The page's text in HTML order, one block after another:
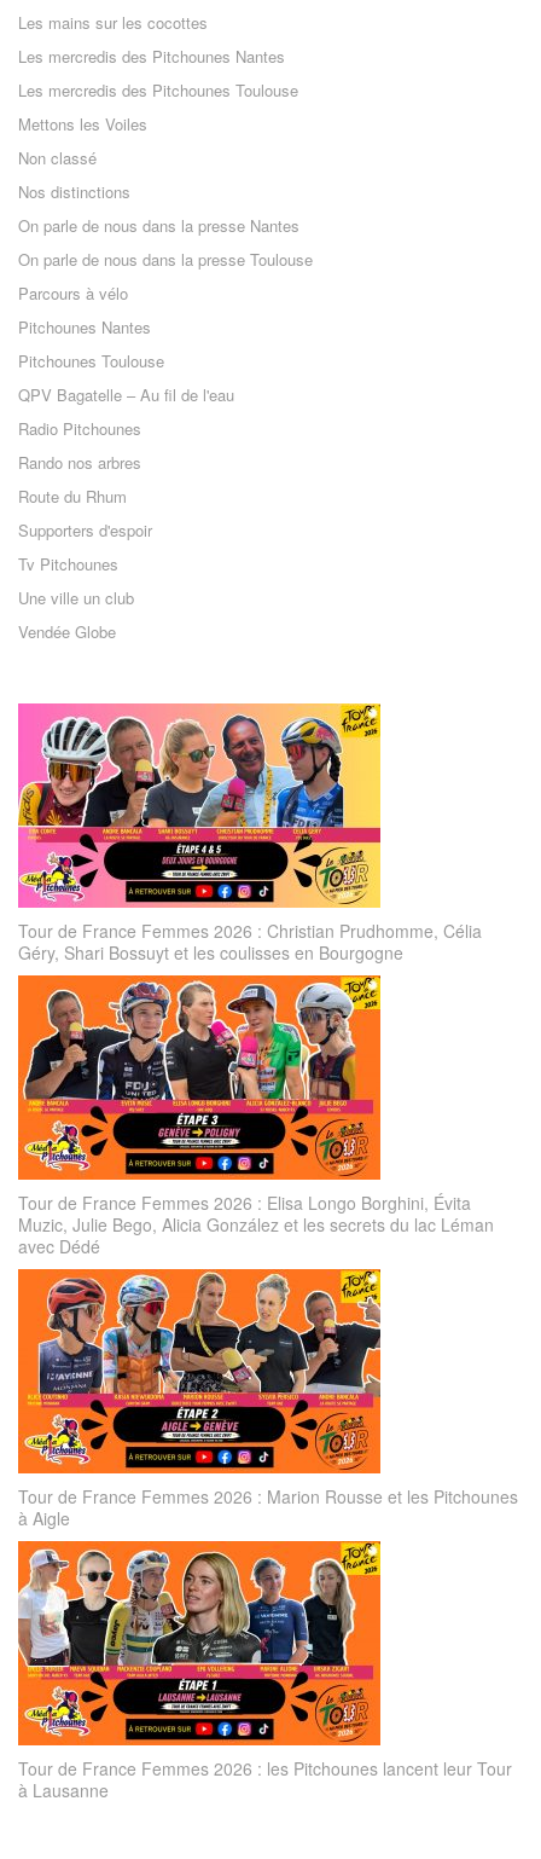
Les mains sur les cocottes
Les mercredis des Pitchounes Nantes
Les mercredis des Pitchounes Toulouse
Mettons les Voiles
Non classé
Nos distinctions
On parle de nous dans la presse Nantes
On parle de nous dans la presse Toulouse
Parcours à vélo
Pitchounes Nantes
Pitchounes Toulouse
QPV Bagatelle – Au fil de l'eau
Radio Pitchounes
Rando nos arbres
Route du Rhum
Supporters d'espoir
Tv Pitchounes
Une ville un club
Vendée Globe
Tour de France Femmes 2026 : Christian Prudhomme, Célia
Géry, Shari Bossuyt et les coulisses en Bourgogne
Tour de France Femmes 2026 : Elisa Longo Borghini, Évita
Muzic, Julie Bego, Alicia González et les secrets du lac Léman
avec Dédé
Tour de France Femmes 2026 : Marion Rousse et les Pitchounes
à Aigle
Tour de France Femmes 2026 : les Pitchounes lancent leur Tour
à Lausanne